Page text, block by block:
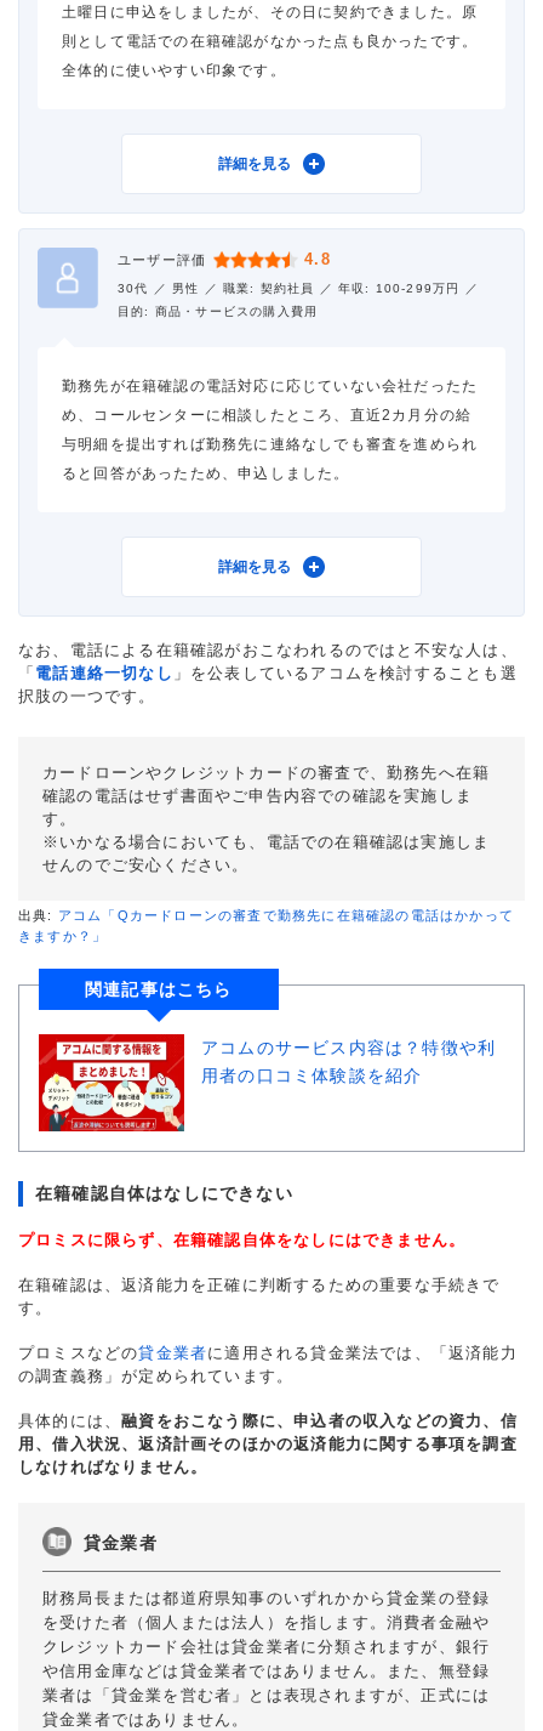
土曜日に申込をしましたが、その日に契約できました。原
則として電話での在籍確認がなかった点も良かったです。
全体的に使いやすい印象です。
プロミス
金利 年17.8%
借入事実の把握 誰も知らない
重視した点
審査の容易さ、借入スピー
ド、会社の知名度・信頼
詳細を見る
ユーザー評価 4.8
30代 ／ 男性 ／ 職業: 契約社員 ／ 年収: 100-299万円 ／
目的: 商品・サービスの購入費用
勤務先が在籍確認の電話対応に応じていない会社だったた
め、コールセンターに相談したところ、直近2カ月分の給
与明細を提出すれば勤務先に連絡なしでも審査を進められ
ると回答があったため、申込しました。
プロミス
金利 年17.8%
借入事実の把握 誰も知らない
重視した点
詳細を見る
なお、電話による在籍確認がおこなわれるのではと不安な人は、
「 電話連絡一切なし 」を公表しているアコムを検討することも選
択肢の一つです。
カードローンやクレジットカードの審査で、勤務先へ在籍
確認の電話はせず書面やご申告内容での確認を実施しま
す。
※いかなる場合においても、電話での在籍確認は実施しま
せんのでご安心ください。
出典: アコム「Qカードローンの審査で勤務先に在籍確認の電話はかかって
きますか？」
関連記事はこちら
アコムのサービス内容は？特徴や利
用者の口コミ体験談を紹介
在籍確認自体はなしにできない
プロミスに限らず、在籍確認自体をなしにはできません。
在籍確認は、返済能力を正確に判断するための重要な手続きで
す。
プロミスなどの貸金業者に適用される貸金業法では、「返済能力
の調査義務」が定められています。
具体的には、融資をおこなう際に、申込者の収入などの資力、信
用、借入状況、返済計画そのほかの返済能力に関する事項を調査
しなければなりません。
貸金業者
財務局長または都道府県知事のいずれかから貸金業の登録
を受けた者（個人または法人）を指します。消費者金融や
クレジットカード会社は貸金業者に分類されますが、銀行
や信用金庫などは貸金業者ではありません。また、無登録
業者は「貸金業を営む者」とは表現されますが、正式には
貸金業者ではありません。